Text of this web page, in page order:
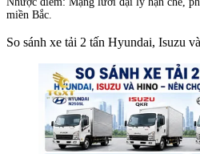
miền Bắc.
So sánh xe tải 2 tấn Hyundai, Isuzu